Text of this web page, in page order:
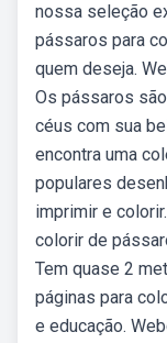
nossa seleção
pássaros para
quem deseja.
Os pássaros
céus com sua
encontra uma
populares
imprimir e
colorir de
Tem quase 2
páginas para
e educação.